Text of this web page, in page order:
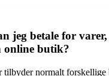
jeg betale for
online butik?
normalt forskellige